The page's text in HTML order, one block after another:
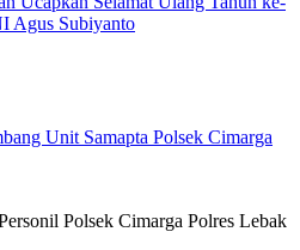
Agus Subiyanto
Unit Samapta Polsek Cimarga
Polsek Cimarga Polres Lebak